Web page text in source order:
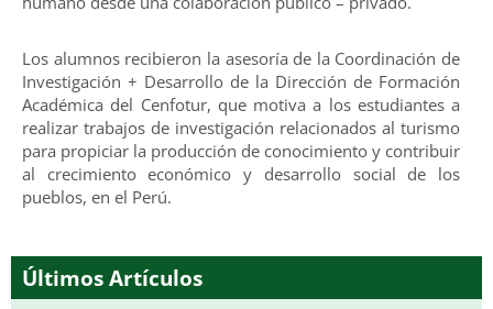
Los alumnos recibieron la asesoría de la Coordinación de
Investigación + Desarrollo de la Dirección de Formación
Académica del Cenfotur, que motiva a los estudiantes a
realizar trabajos de investigación relacionados al turismo
para propiciar la producción de conocimiento y contribuir
al crecimiento económico y desarrollo social de los
pueblos, en el Perú.
Últimos Artículos